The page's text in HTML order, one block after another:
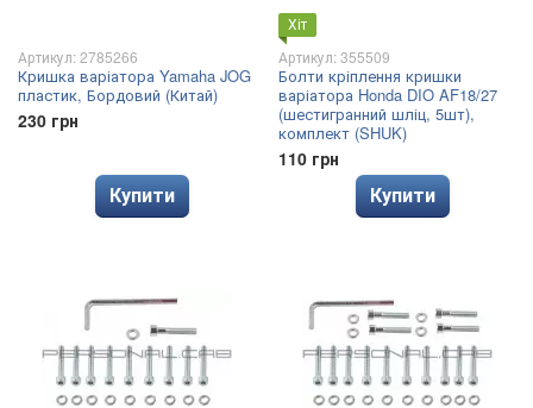
Артикул: 2785266
Кришка варіатора Yamaha JOG
пластик, Бордовий (Китай)
230 грн
Купити
Хіт
Артикул: 355509
Болти кріплення кришки
варіатора Honda DIO AF18/27
(шестигранний шліц, 5шт),
комплект (SHUK)
110 грн
Купити